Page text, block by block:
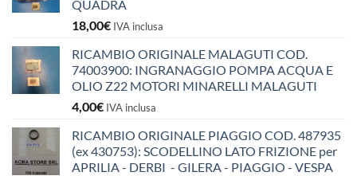
QUADRA
18,00€ IVA inclusa
RICAMBIO ORIGINALE MALAGUTI COD.
74003900: INGRANAGGIO POMPA ACQUA E
OLIO Z22 MOTORI MINARELLI MALAGUTI
4,00€ IVA inclusa
RICAMBIO ORIGINALE PIAGGIO COD. 487935
(ex 430753): SCODELLINO LATO FRIZIONE per
APRILIA - DERBI - GILERA - PIAGGIO - VESPA